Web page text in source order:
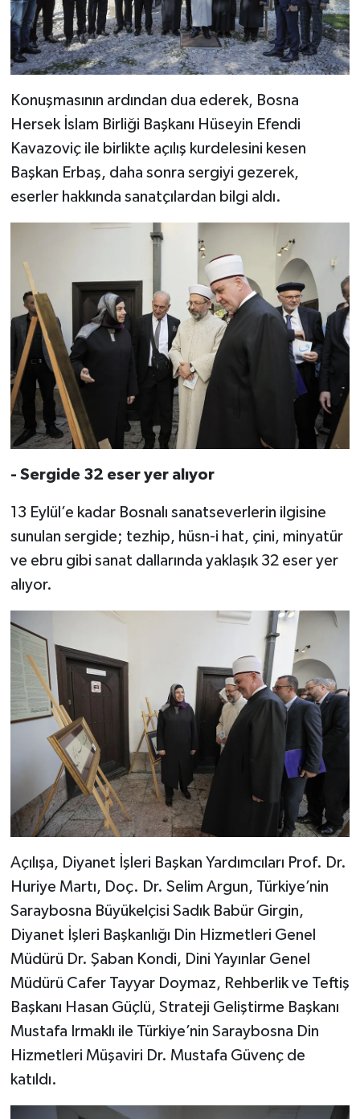
Konuşmasının ardından dua ederek, Bosna
Hersek İslam Birliği Başkanı Hüseyin Efendi
Kavazoviç ile birlikte açılış kurdelesini kesen
Başkan Erbaş, daha sonra sergiyi gezerek,
eserler hakkında sanatçılardan bilgi aldı.
- Sergide 32 eser yer alıyor
13 Eylül’e kadar Bosnalı sanatseverlerin ilgisine
sunulan sergide; tezhip, hüsn-i hat, çini, minyatür
ve ebru gibi sanat dallarında yaklaşık 32 eser yer
alıyor.
Açılışa, Diyanet İşleri Başkan Yardımcıları Prof. Dr.
Huriye Martı, Doç. Dr. Selim Argun, Türkiye’nin
Saraybosna Büyükelçisi Sadık Babür Girgin,
Diyanet İşleri Başkanlığı Din Hizmetleri Genel
Müdürü Dr. Şaban Kondi, Dini Yayınlar Genel
Müdürü Cafer Tayyar Doymaz, Rehberlik ve Teftiş
Başkanı Hasan Güçlü, Strateji Geliştirme Başkanı
Mustafa Irmaklı ile Türkiye’nin Saraybosna Din
Hizmetleri Müşaviri Dr. Mustafa Güvenç de
katıldı.
Giresun Müftülüğü
Gümüşhane Müftülüğü
Hakkari Müftülüğü
Hatay Müftülüğü
Iğdır Müftülüğü
İzmir Müftülüğü
Kahramanmaraş Müftülüğü
Karabük Müftülüğü
Karaman Müftülüğü
Kastamonu Müftülüğü
Kayseri Müftülüğü
Kilis Müftülüğü
Kırklareli Müftülüğü
Kırşehir Müftülüğü
Kocaeli Müftülüğü
Konya Müftülüğü
Kütahya Müftülüğü
Malatya Müftülüğü
Manisa Müftülüğü
Mardin Müftülüğü
Mersin Müftülüğü
Muğla Müftülüğü
Muş Müftülüğü